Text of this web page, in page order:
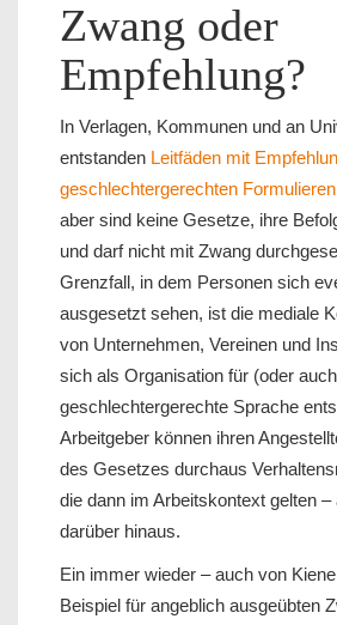
Zwang oder
Empfehlung?
In Verlagen, Kommunen und an
entstanden Leitfäden mit
geschlechtergerechten Formulieren
aber sind keine Gesetze, ihre
und darf nicht mit Zwang
Grenzfall, in dem Personen sich
ausgesetzt sehen, ist die mediale
von Unternehmen, Vereinen und
sich als Organisation für (oder
geschlechtergerechte Sprache
Arbeitgeber können ihren
des Gesetzes durchaus
die dann im Arbeitskontext gelten –
darüber hinaus.
Ein immer wieder – auch von
Beispiel für angeblich ausgeübten